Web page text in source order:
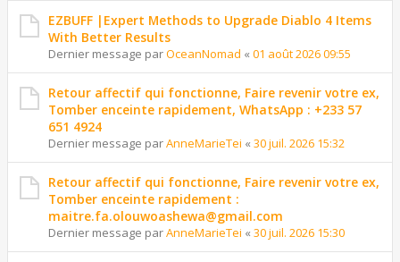
EZBUFF |Expert Methods to Upgrade Diablo 4 Items
With Better Results
Dernier message parOceanNomad « 01 août 2026 09:55
Retour affectif qui fonctionne, Faire revenir votre ex,
Tomber enceinte rapidement, WhatsApp : +233 57
651 4924
Dernier message parAnneMarieTei « 30 juil. 2026 15:32
Retour affectif qui fonctionne, Faire revenir votre ex,
Tomber enceinte rapidement :
maitre.fa.olouwoashewa@gmail.com
Dernier message parAnneMarieTei « 30 juil. 2026 15:30